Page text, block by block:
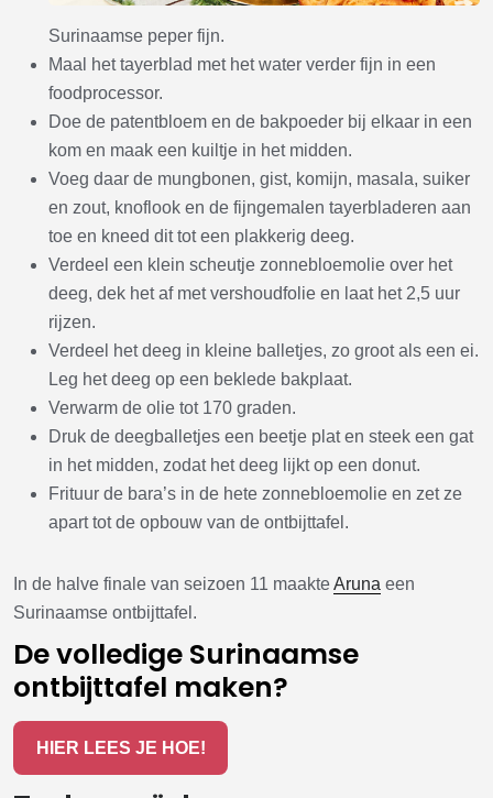
Surinaamse peper fijn.
Maal het tayerblad met het water verder fijn in een
foodprocessor.
Doe de patentbloem en de bakpoeder bij elkaar in een
kom en maak een kuiltje in het midden.
Voeg daar de mungbonen, gist, komijn, masala, suiker
en zout, knoflook en de fijngemalen tayerbladeren aan
toe en kneed dit tot een plakkerig deeg.
Verdeel een klein scheutje zonnebloemolie over het
deeg, dek het af met vershoudfolie en laat het 2,5 uur
rijzen.
Verdeel het deeg in kleine balletjes, zo groot als een ei.
Leg het deeg op een beklede bakplaat.
Verwarm de olie tot 170 graden.
Druk de deegballetjes een beetje plat en steek een gat
in het midden, zodat het deeg lijkt op een donut.
Frituur de bara’s in de hete zonnebloemolie en zet ze
apart tot de opbouw van de ontbijttafel.
In de halve finale van seizoen 11 maakteAruna een
Surinaamse ontbijttafel.
De volledige Surinaamse
ontbijttafel maken?
HIER LEES JE HOE!